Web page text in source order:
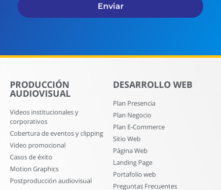
Enviar
PRODUCCIÓN
AUDIOVISUAL
Videos institucionales y
corporativos
Cobertura de eventos y clipping
Video promocional
Casos de éxito
Motion Graphics
Postproducción audiovisual
DESARROLLO WEB
Plan Presencia
Plan Negocio
Plan E-Commerce
Sitio Web
Página Web
Landing Page
Portafolio web
Preguntas Frecuentes